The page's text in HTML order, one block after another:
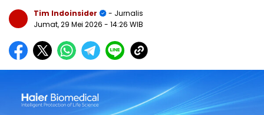
Tim Indoinsider
- Jurnalis
Jumat, 29 Mei 2026 - 14:26 WIB